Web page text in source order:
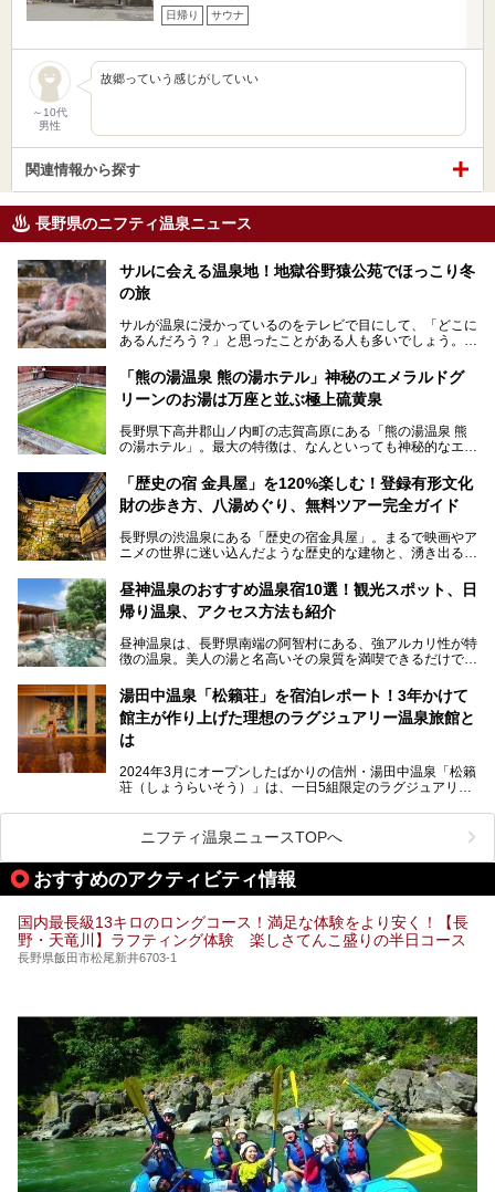
日帰り サウナ
～10代
男性
故郷っていう感じがしていい
関連情報から探す
長野県のニフティ温泉ニュース
サルに会える温泉地！地獄谷野猿公苑でほっこり冬
の旅
サルが温泉に浸かっているのをテレビで目にして、「どこに
あるんだろう？」と思ったことがある人も多いでしょう。
この微笑ましい光景は、長野県にある「地獄谷野猿公苑」で
見られるもので、野生のサルが雪景色の中で温泉に浸かる姿
を間近で観察できます。
本記事では、地獄谷野猿公苑の魅力や見どころ、サルと温泉
との関係性、地獄谷周辺の観光スポットについて紹介しま
ので、野生のサルを観察する貴重な自然体験と温泉をあわせ
て楽しみたい人は、ぜひ参考にしてください。
「熊の湯温泉 熊の湯ホテル」神秘のエメラルドグ
リーンのお湯は万座と並ぶ極上硫黄泉
長野県下高井郡山ノ内町の志賀高原にある「熊の湯温泉 熊
の湯ホテル」。最大の特徴は、なんといっても神秘的なエメ
リピートするファンも多い温泉です。冬はスキーと一緒に楽
しみたい極上の温泉を紹介します。
「歴史の宿 金具屋」を120%楽しむ！登録有形文化
財の歩き方、八湯めぐり、無料ツアー完全ガイド
長野県の渋温泉にある「歴史の宿金具屋」。まるで映画やア
ニメの世界に迷い込んだような歴史的な建物と、湧き出る温
を隅々まで楽しみたいですよね。この記事では、金具屋での
滞在を最高の思い出にするための「楽しみ方」を徹底的にご
紹介します！
昼神温泉のおすすめ温泉宿10選！観光スポット、日
帰り温泉、アクセス方法も紹介
昼神温泉は、長野県南端の阿智村にある、強アルカリ性が特
徴の温泉。美人の湯と名高いその泉質を満喫できるだけでな
昼神温泉では、朝市などの観光スポットや、信州名物のおや
きを楽しめるグルメスポットなど、観光を楽しむにはぴった
りの場所が豊富にあります。
この記事では、昼神温泉での滞在を充実させる宿泊施設や日
帰り温泉、見どころ満載の観光・グルメスポットに加え、ア
クセス方法も順に紹介します。
湯田中温泉「松籟荘」を宿泊レポート！3年かけて
館主が作り上げた理想のラグジュアリー温泉旅館と
は
2024年3月にオープンしたばかりの信州・湯田中温泉「松籟
荘（しょうらいそう）」は、一日5組限定のラグジュアリー
ライベートに楽しめる非日常感が味わえます。また宿泊者は
道向かいの「よろづや」の大浴場「桃山風呂」や共同浴場の
「湯田中大湯」も利用ができます。
極上のお湯に浸り上質なお料理に舌鼓、特別な日に泊まりた
い湯田中温泉「松籟荘」を、実際に宿泊した目線で紹介しま
ニフティ温泉ニュースTOPへ
おすすめのアクティビティ情報
国内最長級13キロのロングコース！満足な体験をより安く！【長
野・天竜川】ラフティング体験 楽しさてんこ盛りの半日コース
長野県飯田市松尾新井6703-1